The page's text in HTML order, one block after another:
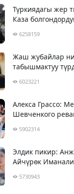
Түркиядагы жер
Каза
6258159
Жаш жубайлар
табышмактуу
6023221
Алекса Грассо:
Шевченкого
5902314
Элдик пикир:
Айчүрөк
5730943